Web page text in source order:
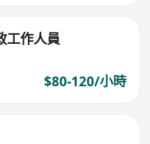
工作人員
$80-120/小時